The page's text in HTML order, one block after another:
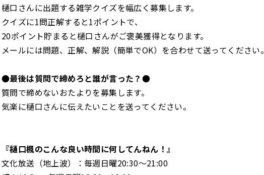
樋口さんに出題する雑学クイズを幅広く募集します。
クイズに1問正解すると1ポイントで、
20ポイント貯まると樋口さんがご褒美獲得となります。
メールには問題、正解、解説（簡単でOK）を合わせて送ってください。
●最後は質問で締めろと誰が言った？●
質問で締めないおたよりを募集します。
気楽に樋口さんに伝えたいことを送ってください。
『樋口楓のこんな良い時間に何してんねん！』
文化放送（地上波）：毎週日曜20:30～21:00